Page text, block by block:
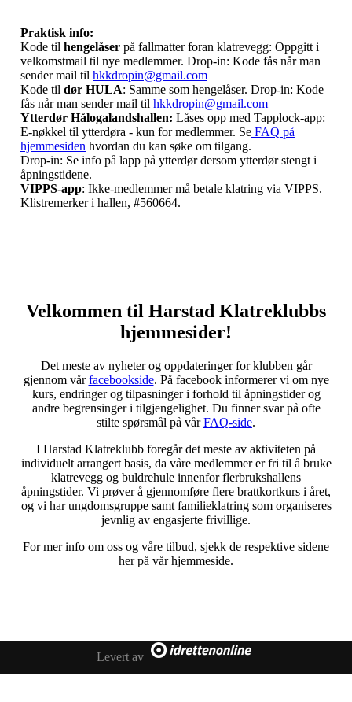
Praktisk info:
Kode til hengelåser på fallmatter foran klatrevegg: Oppgitt i
velkomstmail til nye medlemmer. Drop-in: Kode fås når man
sender mail til hkkdropin@gmail.com
Kode til dør HULA: Samme som hengelåser. Drop-in: Kode
fås når man sender mail til hkkdropin@gmail.com
Ytterdør Hålogalandshallen: Låses opp med Tapplock-app:
E-nøkkel til ytterdøra - kun for medlemmer. Se FAQ på
hjemmesiden hvordan du kan søke om tilgang.
Drop-in: Se info på lapp på ytterdør dersom ytterdør stengt i
åpningstidene.
VIPPS-app: Ikke-medlemmer må betale klatring via VIPPS.
Klistremerker i hallen, #560664.
Velkommen til Harstad Klatreklubbs
hjemmesider!
Det meste av nyheter og oppdateringer for klubben går
gjennom vårfacebookside. På facebook informerer vi om nye
kurs, endringer og tilpasninger i forhold til åpningstider og
andre begrensinger i tilgjengelighet. Du finner svar på ofte
stilte spørsmål på vårFAQ-side.
I Harstad Klatreklubb foregår det meste av aktiviteten på
individuelt arrangert basis, da våre medlemmer er fri til å bruke
klatrevegg og buldrehule innenfor flerbrukshallens
åpningstider. Vi prøver å gjennomføre flere brattkortkurs i året,
og vi har ungdomsgruppe samt familieklatring som organiseres
jevnlig av engasjerte frivillige.
For mer info om oss og våre tilbud, sjekk de respektive sidene
her på vår hjemmeside.
Levert av